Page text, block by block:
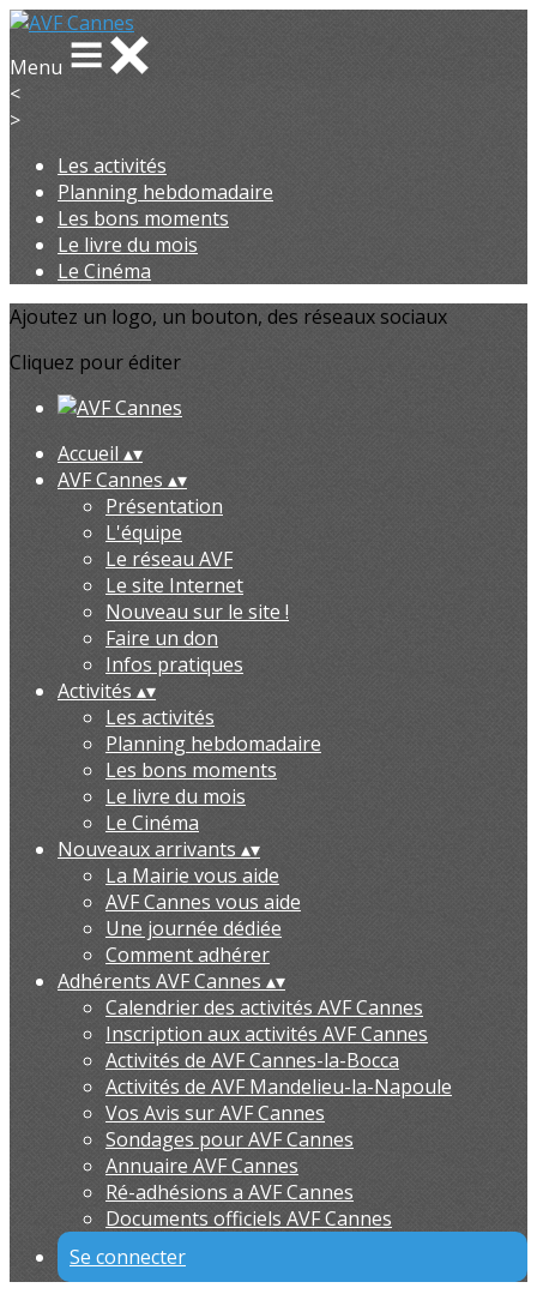
Menu
<
>
Les activités
Planning hebdomadaire
Les bons moments
Le livre du mois
Le Cinéma
Ajoutez un logo, un bouton, des réseaux sociaux
Cliquez pour éditer
Accueil ▴▾
AVF Cannes ▴▾
Présentation
L'équipe
Le réseau AVF
Le site Internet
Nouveau sur le site !
Faire un don
Infos pratiques
Activités ▴▾
Les activités
Planning hebdomadaire
Les bons moments
Le livre du mois
Le Cinéma
Nouveaux arrivants ▴▾
La Mairie vous aide
AVF Cannes vous aide
Une journée dédiée
Comment adhérer
Adhérents AVF Cannes ▴▾
Calendrier des activités AVF Cannes
Inscription aux activités AVF Cannes
Activités de AVF Cannes-la-Bocca
Activités de AVF Mandelieu-la-Napoule
Vos Avis sur AVF Cannes
Sondages pour AVF Cannes
Annuaire AVF Cannes
Ré-adhésions a AVF Cannes
Documents officiels AVF Cannes
Se connecter